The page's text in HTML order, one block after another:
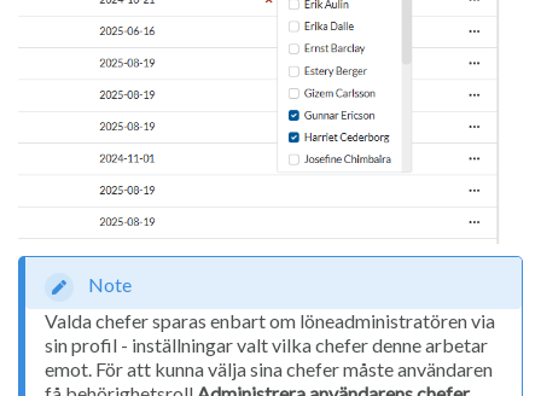
Note
Valda chefer sparas enbart om löneadministratören via
sin profil - inställningar valt vilka chefer denne arbetar
emot. För att kunna välja sina chefer måste användaren